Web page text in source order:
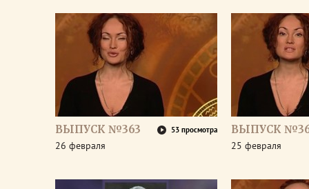
ВЫПУСК №363 53 просмотра
26 февраля
ВЫПУСК
25 февраля